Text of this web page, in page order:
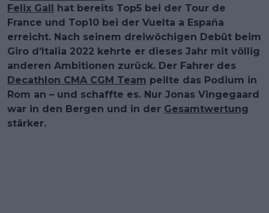
Felix Gall hat bereits Top5 bei der Tour de
France und Top10 bei der Vuelta a España
erreicht. Nach seinem dreiwöchigen Debüt beim
Giro d’Italia 2022 kehrte er dieses Jahr mit völlig
anderen Ambitionen zurück. Der Fahrer des
Decathlon CMA CGM Team peilte das Podium in
Rom an – und schaffte es. Nur Jonas Vingegaard
war in den Bergen und in der Gesamtwertung
stärker.